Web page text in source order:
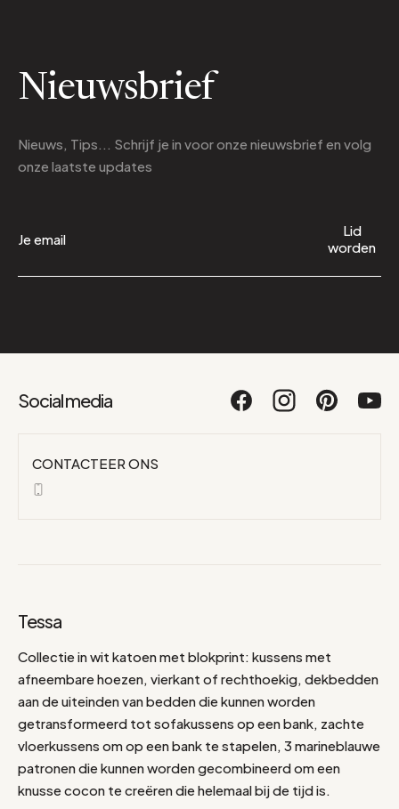
Nieuwsbrief
Nieuws, Tips... Schrijf je in voor onze nieuwsbrief en volg
onze laatste updates
Lid
worden
Social media
CONTACTEER ONS
Tessa
Collectie in wit katoen met blokprint: kussens met
afneembare hoezen, vierkant of rechthoekig, dekbedden
aan de uiteinden van bedden die kunnen worden
getransformeerd tot sofakussens op een bank, zachte
vloerkussens om op een bank te stapelen, 3 marineblauwe
patronen die kunnen worden gecombineerd om een
knusse cocon te creëren die helemaal bij de tijd is.